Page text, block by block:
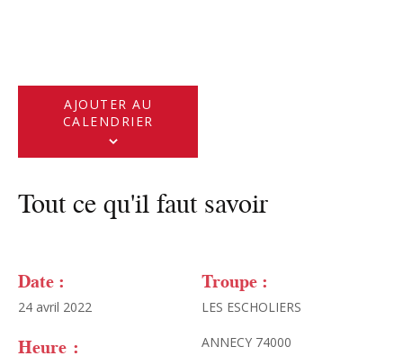
AJOUTER AU
CALENDRIER
Tout ce qu'il faut savoir
Date :
24 avril 2022
Heure :
Troupe :
LES ESCHOLIERS
ANNECY 74000